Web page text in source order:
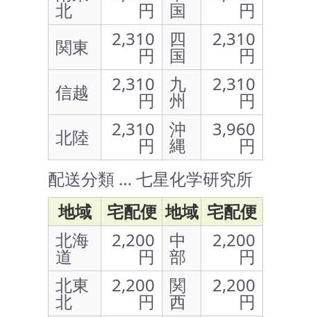
北 円 国
円
関東
2,310
円
四
国
2,310
円
信越
2,310
円
九
州
2,310
円
北陸
2,310
円
沖
縄
3,960
円
配送分類 … 七星化学研究所
地域
宅配便 地域 宅配便
北海
道
2,200
円
中
部
2,200
円
北東
北
2,200
円
関
西
2,200
円